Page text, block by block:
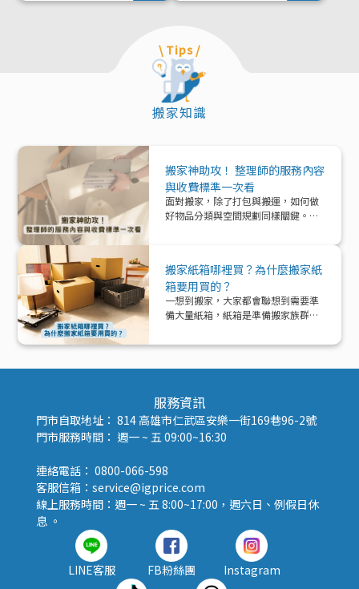
\ Tips /
搬家知識
搬家神助攻！ 整理師的服務內容
與收費標準一次看
面對搬家，除了打包與搬運，如何做
好物品分類與空間規劃同樣關鍵。本
一次解析！
搬家紙箱哪裡買？為什麼搬家紙
箱要用買的？
一想到搬家，大家都會聯想到需要準
備大量紙箱，紙箱是準備搬家族群的
服務資訊
門市自取地址： 814 高雄市仁武區安樂一街169巷96-2號
門市服務時間： 週一 ~ 五 09:00~16:30
連絡電話： 0800-066-598
客服信箱：service@igprice.com
線上服務時間：週一 ~ 五 8:00~17:00，週六日、例假日休
息 。
LINE客服 FB粉絲團 Instagram